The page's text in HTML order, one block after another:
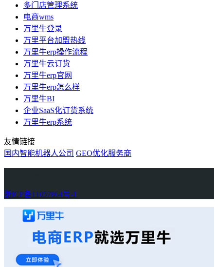
多门店管理系统
电商wms
万里牛登录
万里平台加盟热线
万里牛erp操作流程
万里牛云订货
万里牛erp官网
万里牛erp怎么样
万里牛BI
企业SaaS化订货系统
万里牛erp系统
友情链接
国内智能机器人公司 GEO优化服务商
浙ICP备11057864号-1